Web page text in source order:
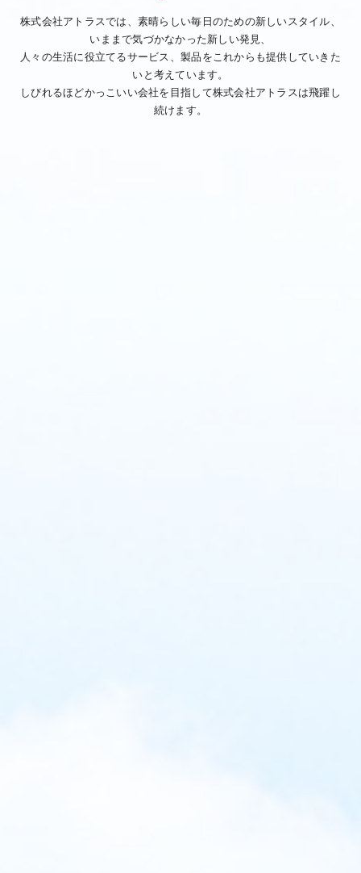
株式会社アトラスでは、素晴らしい毎日のための新しいスタイル、
いままで気づかなかった新しい発見、
人々の生活に役立てるサービス、製品をこれからも提供していきた
いと考えています。
しびれるほどかっこいい会社を目指して株式会社アトラスは飛躍し
続けます。